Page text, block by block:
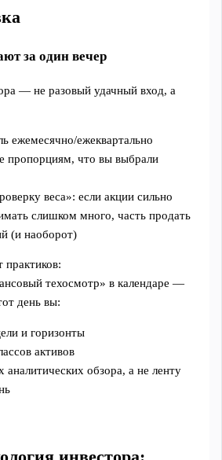
за один вечер
— не разовый удачный вход, а
ежемесячно/ежеквартально
пропорциям, что вы выбрали
веса»: если акции сильно
слишком много, часть продать
(и наоборот)
практиков:
техосмотр» в календаре —
день вы:
и горизонты
активов
аналитических обзора, а не ленту